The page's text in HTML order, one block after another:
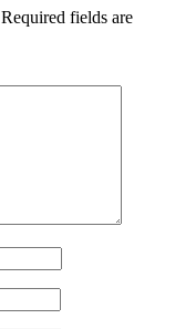
Required fields are